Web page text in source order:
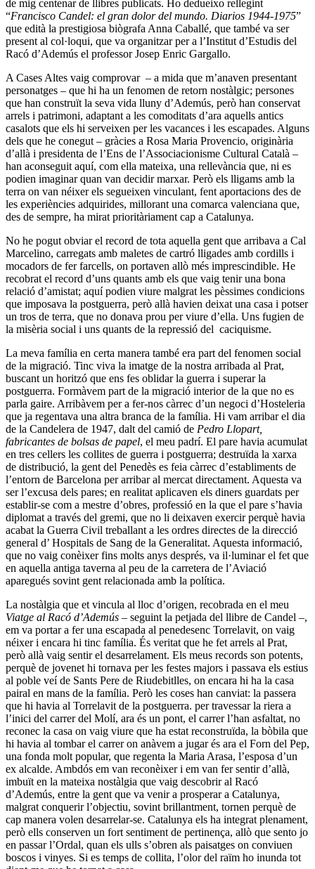
de mig centenar de llibres publicats. Ho dedueixo rellegint
“Francisco Candel: el gran dolor del mundo. Diarios 1944-1975”
que edità la prestigiosa biògrafa Anna Caballé, que també va ser
present al col·loqui, que va organitzar per a l’Institut d’Estudis del
Racó d’Ademús el professor Josep Enric Gargallo.
A Cases Altes vaig comprovar – a mida que m’anaven presentant
personatges – que hi ha un fenomen de retorn nostàlgic; persones
que han construït la seva vida lluny d’Ademús, però han conservat
arrels i patrimoni, adaptant a les comoditats d’ara aquells antics
casalots que els hi serveixen per les vacances i les escapades. Alguns
dels que he conegut – gràcies a Rosa Maria Provencio, originària
d’allà i presidenta de l’Ens de l’Associacionisme Cultural Català –
han aconseguit aquí, com ella mateixa, una rellevància que, ni es
podien imaginar quan van decidir marxar. Però els lligams amb la
terra on van néixer els segueixen vinculant, fent aportacions des de
les experiències adquirides, millorant una comarca valenciana que,
des de sempre, ha mirat prioritàriament cap a Catalunya.
No he pogut obviar el record de tota aquella gent que arribava a Cal
Marcelino, carregats amb maletes de cartró lligades amb cordills i
mocadors de fer farcells, on portaven allò més imprescindible. He
recobrat el record d’uns quants amb els que vaig tenir una bona
relació d’amistat; aquí podien viure malgrat les pèssimes condicions
que imposava la postguerra, però allà havien deixat una casa i potser
un tros de terra, que no donava prou per viure d’ella. Uns fugien de
la misèria social i uns quants de la repressió del caciquisme.
La meva família en certa manera també era part del fenomen social
de la migració. Tinc viva la imatge de la nostra arribada al Prat,
buscant un horitzó que ens fes oblidar la guerra i superar la
postguerra. Formàvem part de la migració interior de la que no es
parla gaire. Arribàvem per a fer-nos càrrec d’un negoci d’Hosteleria
que ja regentava una altra branca de la família. Hi vam arribar el dia
de la Candelera de 1947, dalt del camió de Pedro Llopart,
fabricantes de bolsas de papel, el meu padrí. El pare havia acumulat
en tres cellers les collites de guerra i postguerra; destruïda la xarxa
de distribució, la gent del Penedès es feia càrrec d’establiments de
l’entorn de Barcelona per arribar al mercat directament. Aquesta va
ser l’excusa dels pares; en realitat aplicaven els diners guardats per
establir-se com a mestre d’obres, professió en la que el pare s’havia
diplomat a través del gremi, que no li deixaven exercir perquè havia
acabat la Guerra Civil treballant a les ordres directes de la direcció
general d’ Hospitals de Sang de la Generalitat. Aquesta informació,
que no vaig conèixer fins molts anys després, va il·luminar el fet que
en aquella antiga taverna al peu de la carretera de l’Aviació
aparegués sovint gent relacionada amb la política.
La nostàlgia que et vincula al lloc d’origen, recobrada en el meu
Viatge al Racó d’Ademús – seguint la petjada del llibre de Candel –,
em va portar a fer una escapada al penedesenc Torrelavit, on vaig
néixer i encara hi tinc família. És veritat que he fet arrels al Prat,
però allà vaig sentir el desarrelament. Els meus records son potents,
perquè de jovenet hi tornava per les festes majors i passava els estius
al poble veí de Sants Pere de Riudebitlles, on encara hi ha la casa
pairal en mans de la família. Però les coses han canviat: la passera
que hi havia al Torrelavit de la postguerra. per travessar la riera a
l’inici del carrer del Molí, ara és un pont, el carrer l’han asfaltat, no
reconec la casa on vaig viure que ha estat reconstruïda, la bòbila que
hi havia al tombar el carrer on anàvem a jugar és ara el Forn del Pep,
una fonda molt popular, que regenta la Maria Arasa, l’esposa d’un
ex alcalde. Ambdós em van reconèixer i em van fer sentir d’allà,
imbuït en la mateixa nostàlgia que vaig descobrir al Racó
d’Ademús, entre la gent que va venir a prosperar a Catalunya,
malgrat conquerir l’objectiu, sovint brillantment, tornen perquè de
cap manera volen desarrelar-se. Catalunya els ha integrat plenament,
però ells conserven un fort sentiment de pertinença, allò que sento jo
en passar l’Ordal, quan els ulls s’obren als paisatges on conviuen
boscos i vinyes. Si es temps de collita, l’olor del raïm ho inunda tot